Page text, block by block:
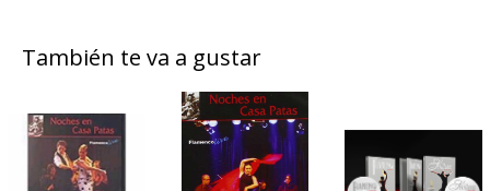
También te va a gustar